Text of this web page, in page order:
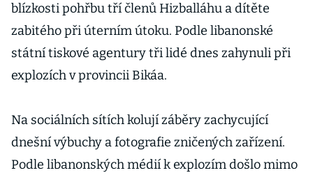
blízkosti pohřbu tří členů Hizballáhu a dítěte
zabitého při úterním útoku. Podle libanonské
státní tiskové agentury tři lidé dnes zahynuli při
explozích v provincii Bikáa.
Na sociálních sítích kolují záběry zachycující
dnešní výbuchy a fotografie zničených zařízení.
Podle libanonských médií k explozím došlo mimo